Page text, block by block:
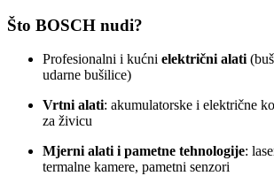
Što BOSCH nudi?
Profesionalni i kućni električni alati
udarne bušilice)
Vrtni alati: akumulatorske i električne
za živicu
Mjerni alati i pametne tehnologije:
termalne kamere, pametni senzori